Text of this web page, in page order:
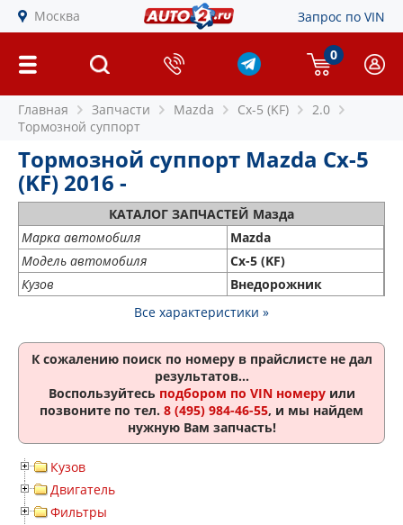
Москва Запрос по VIN
0
Главная Запчасти Mazda Cx-5 (KF)
2.0
Тормозной суппорт
Тормозной суппорт Mazda Cx-5
(KF) 2016 -
КАТАЛОГ ЗАПЧАСТЕЙ Мазда
Марка автомобиля
Mazda
Модель автомобиля
Cx-5 (KF)
Кузов
Внедорожник
Все характеристики »
К сожалению поиск по номеру в прайслисте не дал
результатов...
Воспользуйтесь подбором по VIN номеруили
позвоните по тел. 8 (495) 984-46-55, и мы найдем
нужную Вам запчасть!
Кузов
Двигатель
Фильтры